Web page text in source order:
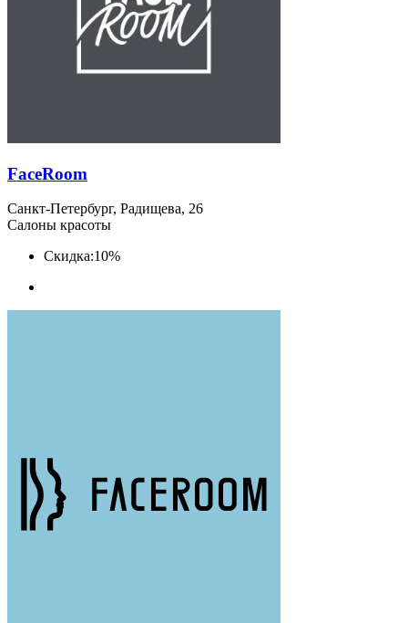
FaceRoom
Санкт-Петербург, Радищева, 26
Салоны красоты
Скидка:10%